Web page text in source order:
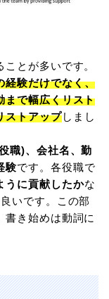
とが多いです。
経験だけでなく、
まで幅広くリスト
ストアップしまし
職)、会社名、勤
験です。各役職で
うに貢献したかな
いです。この部
書き始めは動詞に